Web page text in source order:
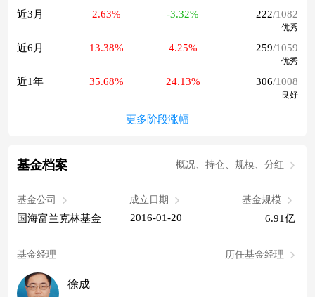
近3月 2.63% -3.32% 222/1082
优秀
近6月 13.38% 4.25% 259/1059
优秀
近1年 35.68% 24.13% 306/1008
良好
更多阶段涨幅
基金档案 概况、持仓、规模、分红
基金公司
国海富兰克林基金
成立日期
2016-01-20
基金规模
6.91亿
基金经理 历任基金经理
徐成